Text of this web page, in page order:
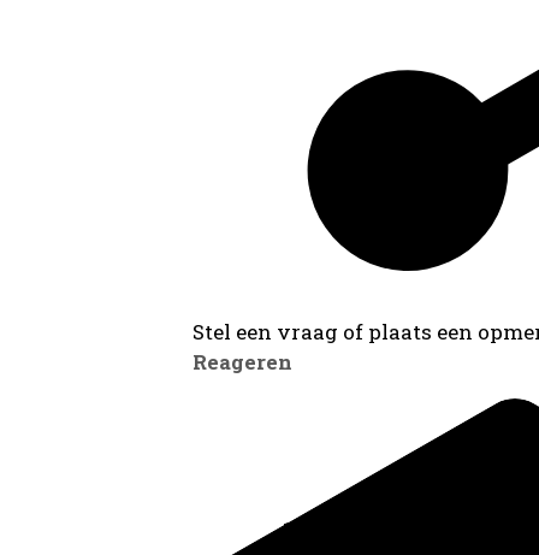
Stel een vraag of plaats een
Reageren